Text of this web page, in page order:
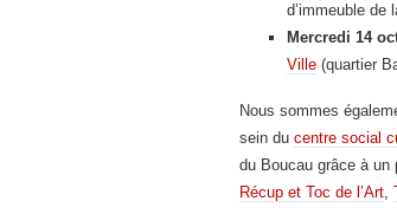
d’immeuble de
Mercredi 14
Ville (quartier
Nous sommes
sein du centre social
du Boucau grâce à un
Récup et Toc de l’Art,